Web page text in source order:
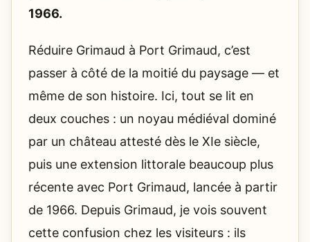
1966.
Réduire Grimaud à Port Grimaud, c’est
passer à côté de la moitié du paysage — et
même de son histoire. Ici, tout se lit en
deux couches : un noyau médiéval dominé
par un château attesté dès le XIe siècle,
puis une extension littorale beaucoup plus
récente avec Port Grimaud, lancée à partir
de 1966. Depuis Grimaud, je vois souvent
cette confusion chez les visiteurs : ils